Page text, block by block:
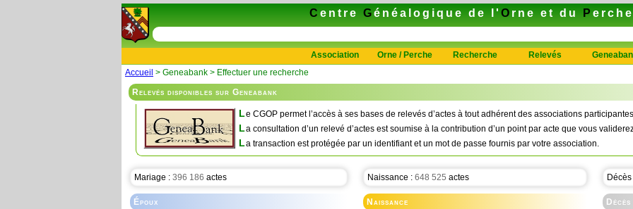
C entre Généalogique de l' O rne et du P erche
Association Orne / Perche Recherche Relevés
Accueil > Geneabank > Effectuer une recherche
Relevés disponibles sur Geneabank
Le CGOP permet l’accès à ses bases de relevés d’actes à tout adhérent des associations
La consultation d’un relevé d’actes est soumise à la contribution d’un point par acte que vous
La transaction est protégée par un identifiant et un mot de passe fournis par votre association.
Mariage : 396 186 actes
Époux
Naissance : 648 525 actes
Naissance
Décès
Décès